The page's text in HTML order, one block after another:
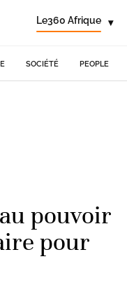
Le360 Afrique ▾
SOCIÉTÉ PEOPLE
pouvoir
pour